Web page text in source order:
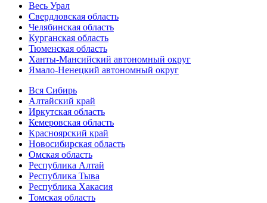
Весь Урал
Свердловская область
Челябинская область
Курганская область
Тюменская область
Ханты-Мансийский автономный округ
Ямало-Ненецкий автономный округ
Вся Сибирь
Алтайский край
Иркутская область
Кемеровская область
Красноярский край
Новосибирская область
Омская область
Республика Алтай
Республика Тыва
Республика Хакасия
Томская область